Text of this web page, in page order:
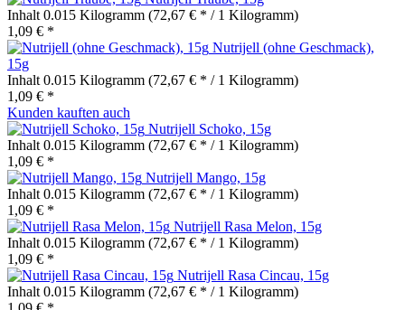
Inhalt 0.015 Kilogramm (72,67 € * / 1 Kilogramm)
1,09 € *
Nutrijell (ohne Geschmack),
15g
Inhalt 0.015 Kilogramm (72,67 € * / 1 Kilogramm)
1,09 € *
Kunden kauften auch
Nutrijell Schoko, 15g
Inhalt 0.015 Kilogramm (72,67 € * / 1 Kilogramm)
1,09 € *
Nutrijell Mango, 15g
Inhalt 0.015 Kilogramm (72,67 € * / 1 Kilogramm)
1,09 € *
Nutrijell Rasa Melon, 15g
Inhalt 0.015 Kilogramm (72,67 € * / 1 Kilogramm)
1,09 € *
Nutrijell Rasa Cincau, 15g
Inhalt 0.015 Kilogramm (72,67 € * / 1 Kilogramm)